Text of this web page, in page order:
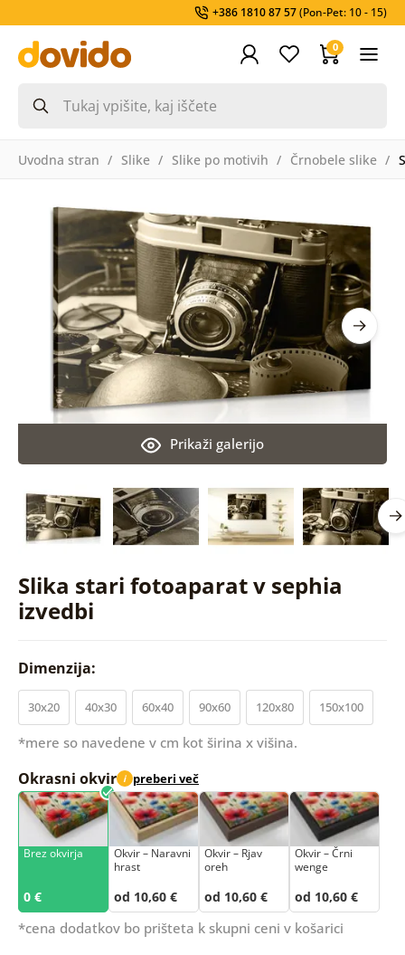
+386 1810 87 57(Pon-Pet: 10 - 15)
0
Uvodna stran Slike Slike po motivih Črnobele slike
Slika stari fotoaparat v sephia
izvedbi
Prikaži galerijo
Dimenzija:
30x20 40x30 60x40 90x60 120x80 150x100
*mere so navedene v cm kot širina x višina.
Okrasni okvir i preberi več
Brez okvirja
0 €
Okvir – Naravni
hrast
od 10,60 €
Okvir – Rjav
oreh
od 10,60 €
Okvir – Črni
wenge
od 10,60 €
*cena dodatkov bo prišteta k skupni ceni v košarici